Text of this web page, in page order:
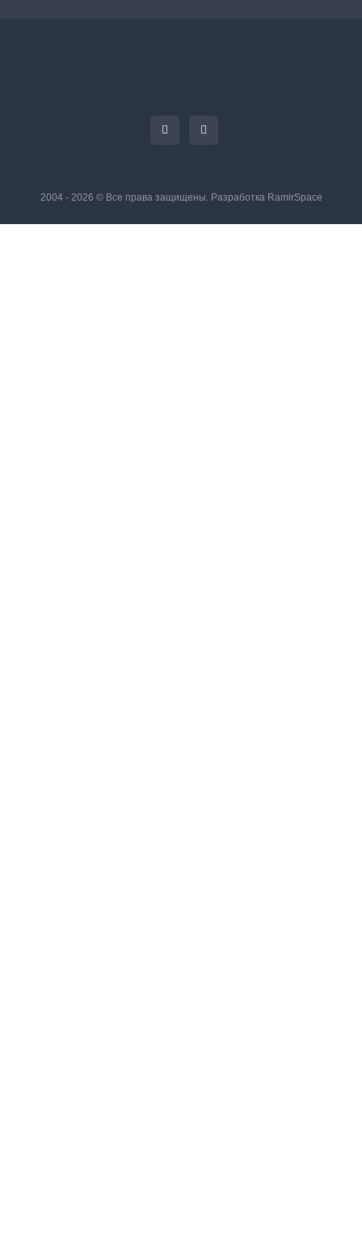
2004 - 2026 © Все права защищены. Разработка RamirSpace